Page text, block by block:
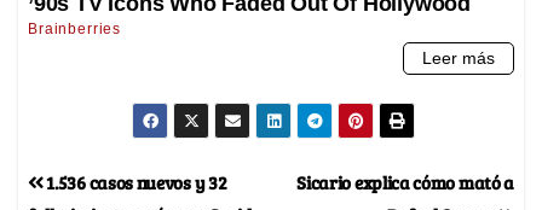
Sicario explica cómo mató a
1.536 casos nuevos y 32